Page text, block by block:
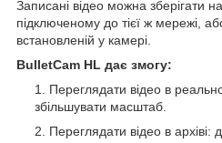
Записані відео можна зберігати
підключеному до тієї ж мережі,
встановленій у камері.
BulletCam HL дає змогу:
Переглядати відео в
збільшувати масштаб.
Переглядати відео в архіві: